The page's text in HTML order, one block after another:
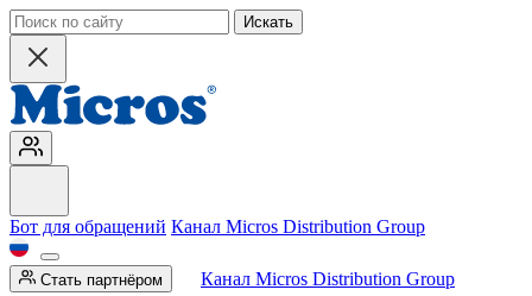
Искать
Бот для обращений Канал Micros Distribution Group
Стать партнёром
Канал Micros Distribution Group